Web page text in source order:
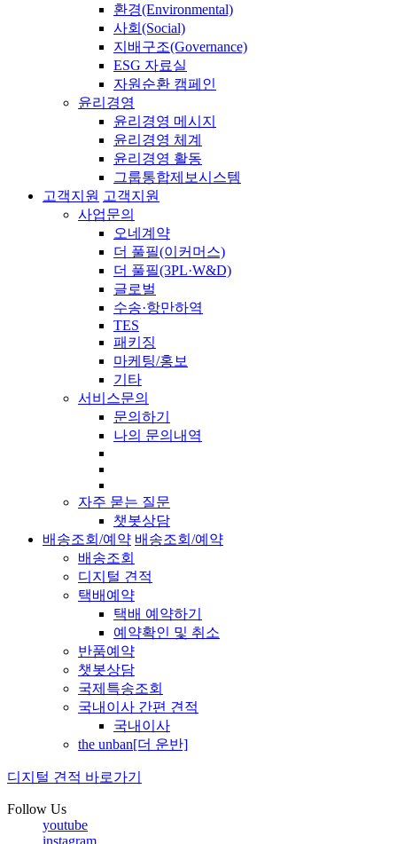
환경(Environmental)
사회(Social)
지배구조(Governance)
ESG 자료실
자원순환 캠페인
윤리경영
윤리경영 메시지
윤리경영 체계
윤리경영 활동
그룹통합제보시스템
고객지원 고객지원
사업문의
오네계약
더 풀필(이커머스)
더 풀필(3PL·W&D)
글로벌
수송·항만하역
TES
패키징
마케팅/홍보
기타
서비스문의
문의하기
나의 문의내역
자주 묻는 질문
챗봇상담
배송조회/예약 배송조회/예약
배송조회
디지털 견적
택배예약
택배 예약하기
예약확인 및 취소
반품예약
챗봇상담
국제특송조회
국내이사 간편 견적
국내이사
the unban[더 운반]
디지털 견적 바로가기
Follow Us
youtube
instagram